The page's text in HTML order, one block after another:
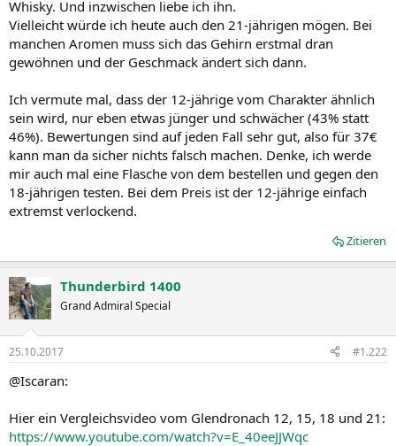
Whisky. Und inzwischen liebe ich ihn.
Vielleicht würde ich heute auch den 21-jährigen mögen. Bei
manchen Aromen muss sich das Gehirn erstmal dran
gewöhnen und der Geschmack ändert sich dann.
Ich vermute mal, dass der 12-jährige vom Charakter ähnlich
sein wird, nur eben etwas jünger und schwächer (43% statt
46%). Bewertungen sind auf jeden Fall sehr gut, also für 37€
kann man da sicher nichts falsch machen. Denke, ich werde
mir auch mal eine Flasche von dem bestellen und gegen den
18-jährigen testen. Bei dem Preis ist der 12-jährige einfach
extremst verlockend.
Zitieren
Thunderbird 1400
Grand Admiral Special
25.10.2017 #1.222
@Iscaran:
Hier ein Vergleichsvideo vom Glendronach 12, 15, 18 und 21:
https://www.youtube.com/watch?v=E_40eeJJWqc